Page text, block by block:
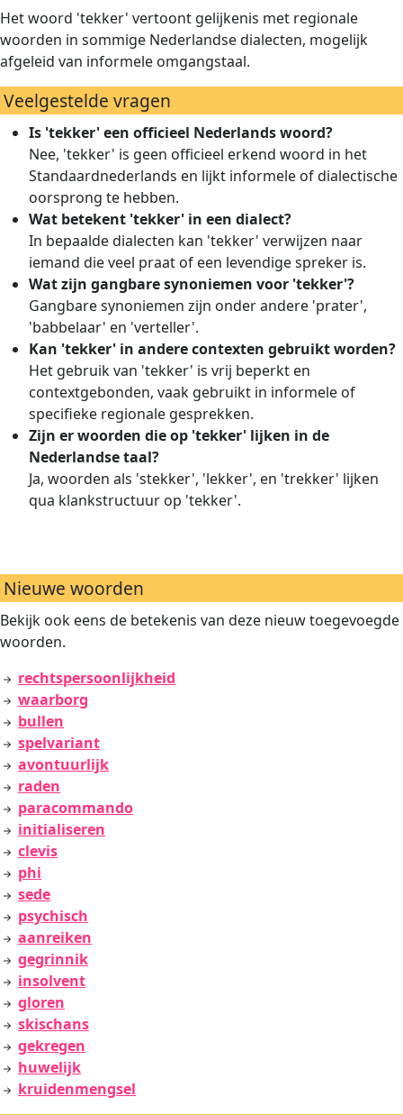
Het woord 'tekker' vertoont gelijkenis met regionale
woorden in sommige Nederlandse dialecten, mogelijk
afgeleid van informele omgangstaal.
Veelgestelde vragen
Is 'tekker' een officieel Nederlands woord?
Nee, 'tekker' is geen officieel erkend woord in het
Standaardnederlands en lijkt informele of dialectische
oorsprong te hebben.
Wat betekent 'tekker' in een dialect?
In bepaalde dialecten kan 'tekker' verwijzen naar
iemand die veel praat of een levendige spreker is.
Wat zijn gangbare synoniemen voor 'tekker'?
Gangbare synoniemen zijn onder andere 'prater',
'babbelaar' en 'verteller'.
Kan 'tekker' in andere contexten gebruikt worden?
Het gebruik van 'tekker' is vrij beperkt en
contextgebonden, vaak gebruikt in informele of
specifieke regionale gesprekken.
Zijn er woorden die op 'tekker' lijken in de
Nederlandse taal?
Ja, woorden als 'stekker', 'lekker', en 'trekker' lijken
qua klankstructuur op 'tekker'.
Nieuwe woorden
Bekijk ook eens de betekenis van deze nieuw toegevoegde
woorden.
rechtspersoonlijkheid
waarborg
bullen
spelvariant
avontuurlijk
raden
paracommando
initialiseren
clevis
phi
sede
psychisch
aanreiken
gegrinnik
insolvent
gloren
skischans
gekregen
huwelijk
kruidenmengsel